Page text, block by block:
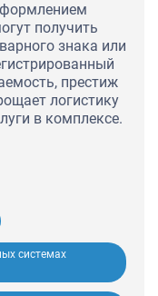
получить
знака или
престиж
логистику
в комплексе.
системах